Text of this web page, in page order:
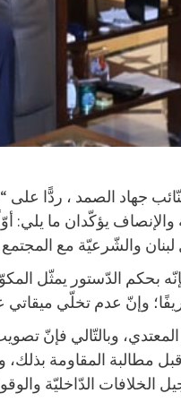
جهاد الصمد ،
يؤكّدان ما يلي:
والشّرعيّة مع المجتمع
الدّستور يمثّل
وإنّ عدم تخلّي
وبالتّالي فإنّ
الخلافات الدّاخليّة